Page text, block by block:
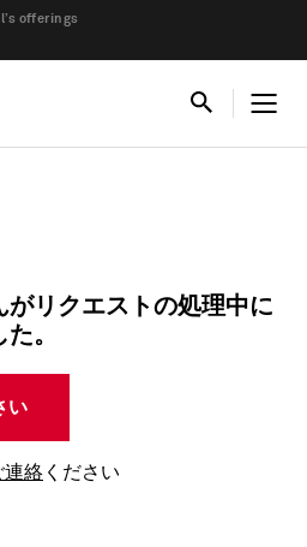
offerings
がリクエストの処理中に
。
い
連絡 ください